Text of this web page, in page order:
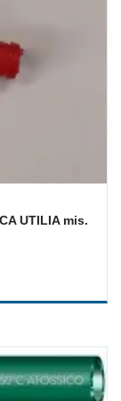
UTILIA mis.